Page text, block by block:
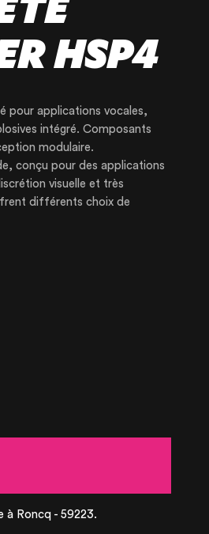
HSP4
pour applications vocales,
intégré. Composants
modulaire.
conçu pour des applications
visuelle et très
différents choix de
à Roncq - 59223.